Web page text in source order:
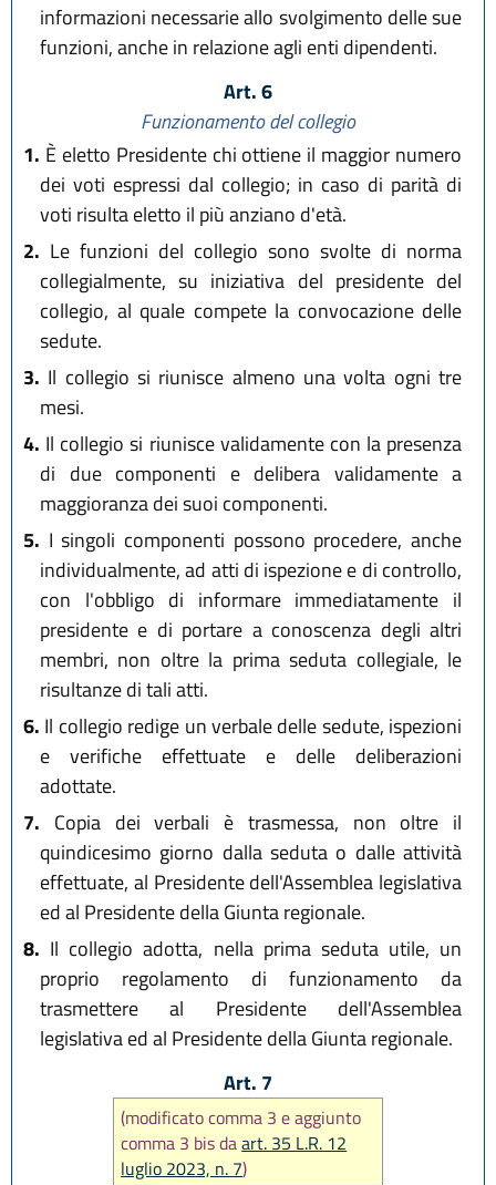
informazioni necessarie allo svolgimento delle sue
funzioni, anche in relazione agli enti dipendenti.
Art. 6
Funzionamento del collegio
1. È eletto Presidente chi ottiene il maggior numero
dei voti espressi dal collegio; in caso di parità di
voti risulta eletto il più anziano d'età.
2. Le funzioni del collegio sono svolte di norma
collegialmente, su iniziativa del presidente del
collegio, al quale compete la convocazione delle
sedute.
3. Il collegio si riunisce almeno una volta ogni tre
mesi.
4. Il collegio si riunisce validamente con la presenza
di due componenti e delibera validamente a
maggioranza dei suoi componenti.
5. I singoli componenti possono procedere, anche
individualmente, ad atti di ispezione e di controllo,
con l'obbligo di informare immediatamente il
presidente e di portare a conoscenza degli altri
membri, non oltre la prima seduta collegiale, le
risultanze di tali atti.
6. Il collegio redige un verbale delle sedute, ispezioni
e verifiche effettuate e delle deliberazioni
adottate.
7. Copia dei verbali è trasmessa, non oltre il
quindicesimo giorno dalla seduta o dalle attività
effettuate, al Presidente dell'Assemblea legislativa
ed al Presidente della Giunta regionale.
8. Il collegio adotta, nella prima seduta utile, un
proprio regolamento di funzionamento da
trasmettere al Presidente dell'Assemblea
legislativa ed al Presidente della Giunta regionale.
Art. 7
(modificato comma 3 e aggiunto
comma 3 bis daart. 35 L.R. 12
luglio 2023, n. 7)